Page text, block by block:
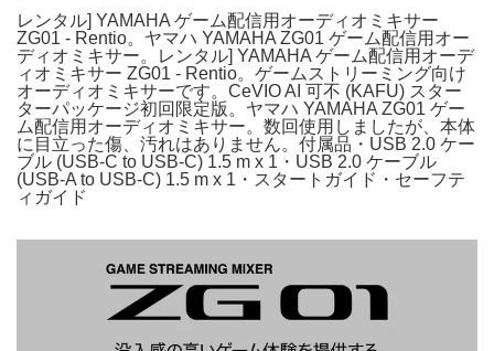
レンタル] YAMAHA ゲーム配信用オーディオミキサー
ZG01 - Rentio。ヤマハ YAMAHA ZG01 ゲーム配信用オー
ディオミキサー。レンタル] YAMAHA ゲーム配信用オーデ
ィオミキサー ZG01 - Rentio。ゲームストリーミング向け
オーディオミキサーです。CeVIO AI 可不 (KAFU) スター
ターパッケージ初回限定版。ヤマハ YAMAHA ZG01 ゲー
ム配信用オーディオミキサー。数回使用しましたが、本体
に目立った傷、汚れはありません。付属品・USB 2.0 ケー
ブル (USB-C to USB-C) 1.5 m x 1・USB 2.0 ケーブル
(USB-A to USB-C) 1.5 m x 1・スタートガイド・セーフテ
ィガイド